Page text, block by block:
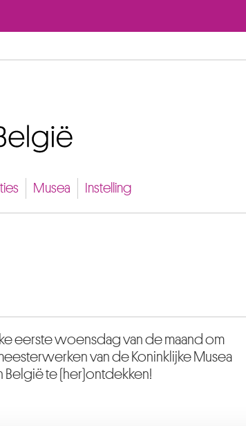
Musea Instelling
eerste woensdag van de maand om
van de Koninklijke Musea
België te (her)ontdekken!